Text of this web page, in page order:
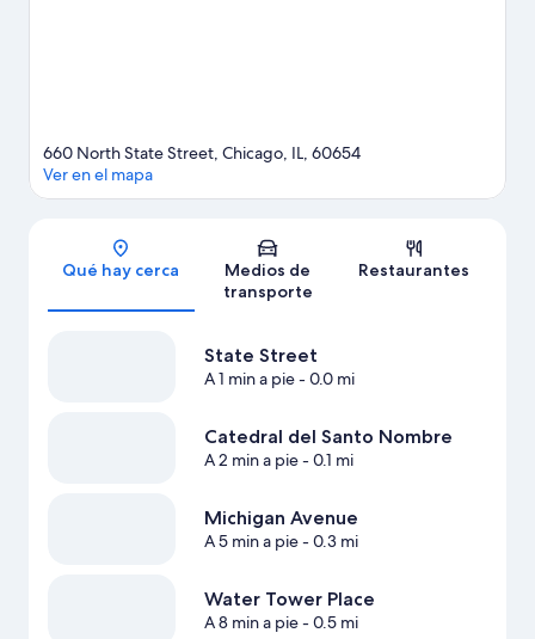
Sección del mapa
660 North State Street, Chicago, IL, 60654
Ver en el mapa
Qué hay cerca
Medios de
transporte
Restaurantes
State Street
A 1 min a pie- 0.0 mi
Catedral del Santo Nombre
A 2 min a pie- 0.1 mi
Michigan Avenue
A 5 min a pie- 0.3 mi
Water Tower Place
A 8 min a pie- 0.5 mi